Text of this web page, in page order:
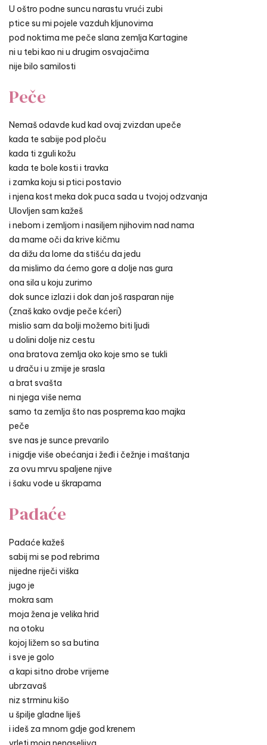
U oštro podne suncu narastu vrući zubi
ptice su mi pojele vazduh kljunovima
pod noktima me peče slana zemlja Kartagine
ni u tebi kao ni u drugim osvajačima
nije bilo samilosti
Peče
Nemaš odavde kud kad ovaj zvizdan upeče
kada te sabije pod ploču
kada ti zguli kožu
kada te bole kosti i travka
i zamka koju si ptici postavio
i njena kost meka dok puca sada u tvojoj odzvanja
Ulovljen sam kažeš
i nebom i zemljom i nasiljem njihovim nad nama
da mame oči da krive kičmu
da dižu da lome da stišću da jedu
da mislimo da ćemo gore a dolje nas gura
ona sila u koju zurimo
dok sunce izlazi i dok dan još rasparan nije
(znaš kako ovdje peče kćeri)
mislio sam da bolji možemo biti ljudi
u dolini dolje niz cestu
ona bratova zemlja oko koje smo se tukli
u draču i u zmije je srasla
a brat svašta
ni njega više nema
samo ta zemlja što nas posprema kao majka
peče
sve nas je sunce prevarilo
i nigdje više obećanja i žeđi i čežnje i maštanja
za ovu mrvu spaljene njive
i šaku vode u škrapama
Padaće
Padaće kažeš
sabij mi se pod rebrima
nijedne riječi viška
jugo je
mokra sam
moja žena je velika hrid
na otoku
kojoj ližem so sa butina
i sve je golo
a kapi sitno drobe vrijeme
ubrzavaš
niz strminu kišo
u špilje gladne liješ
i ideš za mnom gdje god krenem